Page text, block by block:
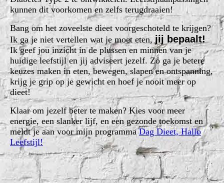
kunnen dit voorkomen en zelfs terugdraaien!
Bang om het zoveelste dieet voorgeschoteld te krijgen?
Ik ga je niet vertellen wat je moet eten,jij bepaalt!
Ik geef jou inzicht in de plussen en minnen van je
huidige leefstijl en jij adviseert jezelf. Zo ga je betere
keuzes maken in eten, bewegen, slapen en ontspanning,
krijg je grip op je gewicht en hoef je nooit meer op
dieet!
Klaar om jezelf beter te maken? Kies voor meer
energie, een slanker lijf, en een gezonde toekomst en
meldt je aan voor mijn programmaDag Dieet, Hallo
Leefstijl!